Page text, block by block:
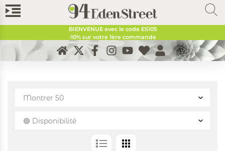
BIENVENUE avec le code ES105
-10% sur votre 1ère commande